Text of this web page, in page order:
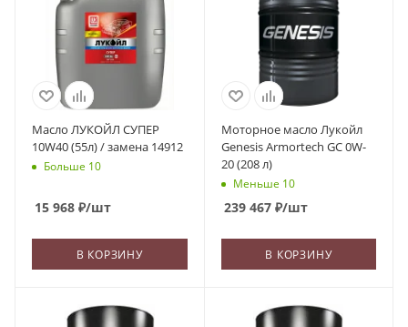
Масло ЛУКОЙЛ СУПЕР
10W40 (55л) / замена 14912
Больше 10
15 968 ₽/шт
В КОРЗИНУ
Моторное масло Лукойл
Genesis Armortech GC 0W-
20 (208 л)
Меньше 10
239 467₽/шт
В КОРЗИНУ